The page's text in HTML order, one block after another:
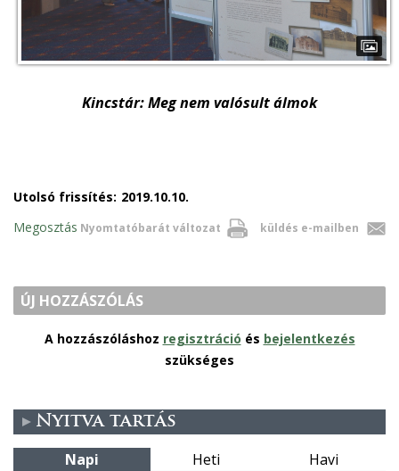
Kincstár: Meg nem valósult álmok
Utolsó frissítés: 2019.10.10.
Nyomtatóbarát változat küldés e-mailben
Megosztás
ÚJ HOZZÁSZÓLÁS
A hozzászóláshoz regisztráció és bejelentkezés
szükséges
Nyitva tartás
Napi Heti Havi